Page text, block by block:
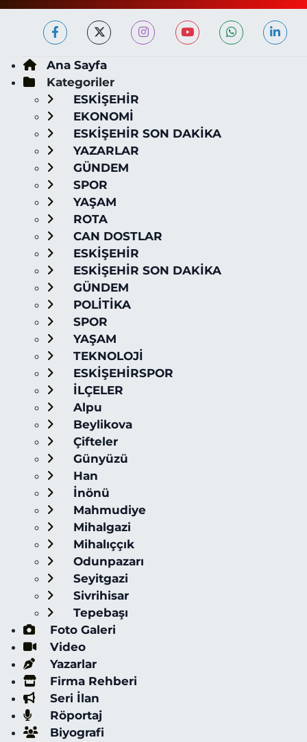
Ana Sayfa
Kategoriler
ESKİŞEHİR
EKONOMİ
ESKİŞEHİR SON DAKİKA
YAZARLAR
GÜNDEM
SPOR
YAŞAM
ROTA
CAN DOSTLAR
ESKİŞEHİR
ESKİŞEHİR SON DAKİKA
GÜNDEM
POLİTİKA
SPOR
YAŞAM
TEKNOLOJİ
ESKİŞEHİRSPOR
İLÇELER
Alpu
Beylikova
Çifteler
Günyüzü
Han
İnönü
Mahmudiye
Mihalgazi
Mihalıççık
Odunpazarı
Seyitgazi
Sivrihisar
Tepebaşı
Foto Galeri
Video
Yazarlar
Firma Rehberi
Seri İlan
Röportaj
Biyografi